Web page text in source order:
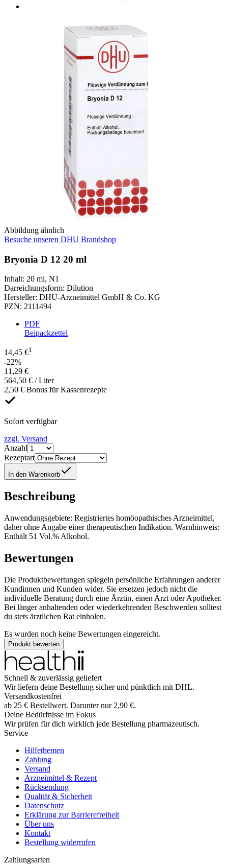
Abbildung ähnlich
Besuche unseren DHU Brandshop
Bryonia D 12 20 ml
Inhalt: 20 ml, N1
Darreichungsform: Dilution
Hersteller: DHU-Arzneimittel GmbH & Co. KG
PZN: 2111494
PDF
Beipackzettel
14,45 €1
-22%
11,29 €
564,50 € / Liter
2,50 € Bonus für Kassenrezepte
Sofort verfügbar
zzgl. Versand
Anzahl
Rezeptart
In den Warenkorb
Beschreibung
Anwendungsgebiete: Registriertes homöopathisches Arzneimittel,
daher ohne Angabe einer therapeutischen Indikation. Warnhinweis:
Enthält 51 Vol.% Alkohol.
Bewertungen
Die Produktbewertungen spiegeln persönliche Erfahrungen anderer
Kundinnen und Kunden wider. Sie ersetzen jedoch nicht die
individuelle Beratung durch eine Ärztin, einen Arzt oder Apotheker.
Bei länger anhaltenden oder wiederkehrenden Beschwerden solltest
du stets ärztlichen Rat einholen.
Es wurden noch keine Bewertungen eingereicht.
Produkt bewerten
Schnell & zuverlässig geliefert
Wir liefern deine Bestellung sicher und pünktlich mit DHL.
Versandkostenfrei
ab 25 € Bestellwert. Darunter nur 2,90 €.
Deine Bedürfnisse im Fokus
Wir prüfen für dich wirklich jede Bestellung pharmazeutisch.
Service
Hilfethemen
Zahlung
Versand
Arzneimittel & Rezept
Rücksendung
Qualität & Sicherheit
Datenschutz
Erklärung zur Barrierefreiheit
Über uns
Kontakt
Bestellung widerrufen
Zahlungsarten